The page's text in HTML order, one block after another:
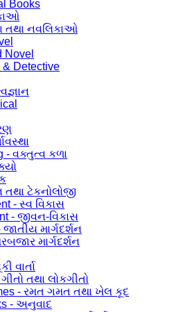
Books
તથા નવલિકાઓ
Novel
& Detective
- વક્તુત્વ કળા
તથા ટેકનોલોજી
- સ્વ વિકાસ
- જીવન-વિકાસ
માર્ગદર્શન
માર્ગદર્શન
વાર્તા
તથા લોકગીતો
- રમત ગમત તથા ખેલ કૂદ
- અનુવાદ